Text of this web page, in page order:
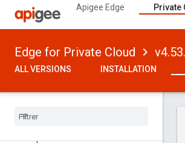
Apigee Edge Private
Edge for Private Cloud
ALL VERSIONS INSTALLATION
How to configure Edge
About planets, regions, pods,
organizations, environments and virtual
Nginx 1.26 changes
Using the apigee-adminapi.sh utility
AFTER THE INSTALLATION
Important data to remember from the
Reset passwords